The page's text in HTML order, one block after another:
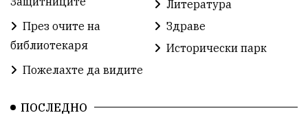
Свят
Предстоящи Доброволчески дейности
Забавления Второ българско царство
Храна от село Лична инициатива
Литература
През очите на
библиотекаря
Здраве
Исторически парк
Пожелахте да видите
ПОСЛЕДНО